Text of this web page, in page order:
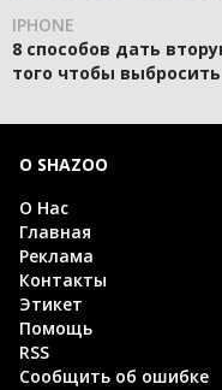
IPHONE
8 способов дать
того чтобы выбросить
О SHAZOO
О Нас
Главная
Реклама
Контакты
Этикет
Помощь
RSS
Сообщить об ошибке